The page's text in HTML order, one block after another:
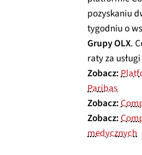
pozyskaniu
tygodniu o
Grupy OLX.
raty za
Zobacz:
Paribas
Zobacz:
Zobacz:
medycznych